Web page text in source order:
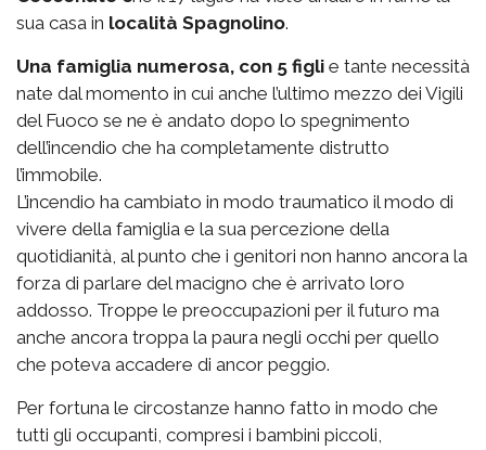
sua casa in località Spagnolino.
Una famiglia numerosa, con 5 figli e tante necessità
nate dal momento in cui anche l’ultimo mezzo dei Vigili
del Fuoco se ne è andato dopo lo spegnimento
dell’incendio che ha completamente distrutto
l’immobile.
L’incendio ha cambiato in modo traumatico il modo di
vivere della famiglia e la sua percezione della
quotidianità, al punto che i genitori non hanno ancora la
forza di parlare del macigno che è arrivato loro
addosso. Troppe le preoccupazioni per il futuro ma
anche ancora troppa la paura negli occhi per quello
che poteva accadere di ancor peggio.
Per fortuna le circostanze hanno fatto in modo che
tutti gli occupanti, compresi i bambini piccoli,